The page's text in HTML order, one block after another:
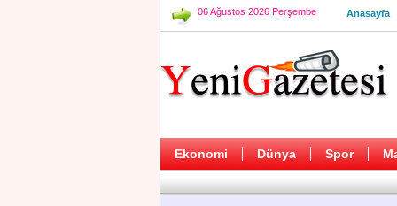
06 Ağustos 2026 Perşembe Anasayfa
Ekonomi Dünya Spor